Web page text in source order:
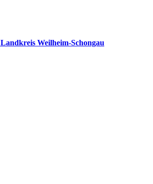
Landkreis Weilheim-Schongau